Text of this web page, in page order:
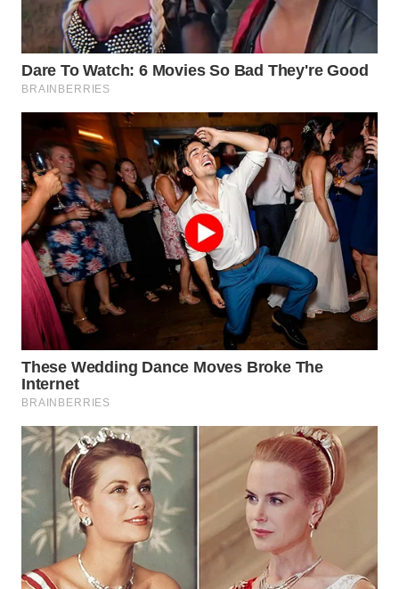
DAIRI
WN
DANAU
TOBA
NIAS
WN
LANGKAT
WN
TAPANULI
SELATAN
TANJUNG
LESUNG
WN
KARO
WN
SIMALUNGUN
WN